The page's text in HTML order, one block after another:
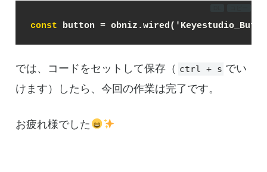
const button =
では、コードをセットして保存（ ctrl + s でい
けます）したら、今回の作業は完了です。
お疲れ様でした